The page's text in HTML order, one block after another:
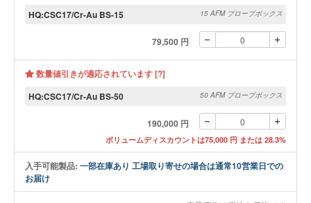
HQ:CSC17/Cr-Au BS-15 15 AFM プローブボックス
79,500 円
数量値引きが適応されています [?]
HQ:CSC17/Cr-Au BS-50
50 AFM プローブボックス
190,000 円
ボリュームディスカウントは75,000 円 または 28.3%
入手可能製品: 一部在庫あり 工場取り寄せの場合は通常10営業日での
お届け